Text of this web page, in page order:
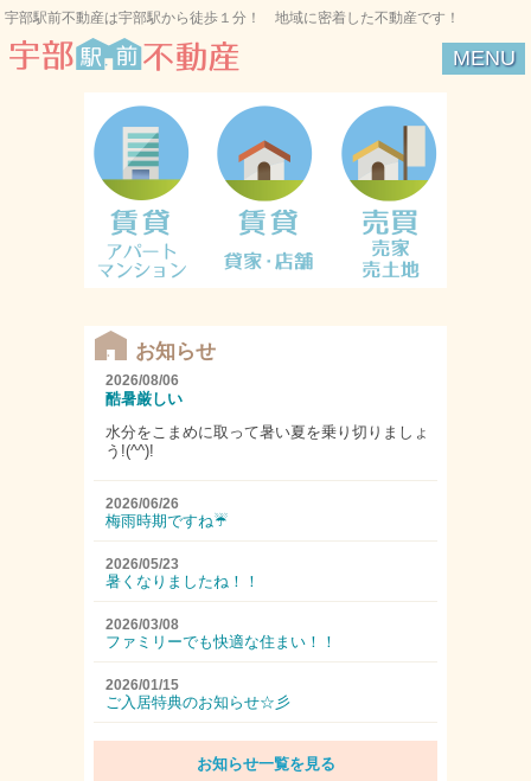
宇部駅前不動産は宇部駅から徒歩１分！ 地域に密着した不動産です！
MENU
お知らせ
2026/08/06
酷暑厳しい
水分をこまめに取って暑い夏を乗り切りましょ
う!(^^)!
2026/06/26
梅雨時期ですね☔
2026/05/23
暑くなりましたね！！
2026/03/08
ファミリーでも快適な住まい！！
2026/01/15
ご入居特典のお知らせ☆彡
お知らせ一覧を見る